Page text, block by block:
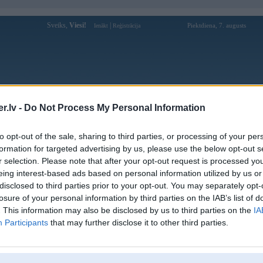
- Do Not Process My Personal Information
opt-out of the sale, sharing to third parties, or processing of your
for targeted advertising by us, please use the below opt-out
selection. Please note that after your opt-out request is processed
interest-based ads based on personal information utilized by us
to third parties prior to your opt-out. You may separately
of your personal information by third parties on the IAB’s list of
This information may also be disclosed by us to third parties on the
Participants that may further disclose it to other third parties.
Sveiks, Viesi! Ienākt Reģistrācija Piektdiena, 7. augusts
Forums Galerijas Reģistrācija Lietotāji
Lietotāja v88cam profils
Lietotājvārds:
v88cam
Ziņojumi forumā:
0
Pēdējie ziņojumi forumā